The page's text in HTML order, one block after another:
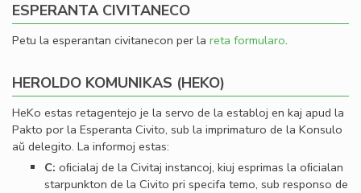
ESPERANTA CIVITANECO
Petu la esperantan civitanecon per la reta formularo.
HEROLDO KOMUNIKAS (HEKO)
HeKo estas retagentejo je la servo de la establoj en kaj apud la
Pakto por la Esperanta Civito, sub la imprimaturo de la Konsulo
aŭ delegito. La informoj estas:
C: oﬁcialaj de la Civitaj instancoj, kiuj esprimas la oﬁcialan
starpunkton de la Civito pri specifa temo, sub responso de